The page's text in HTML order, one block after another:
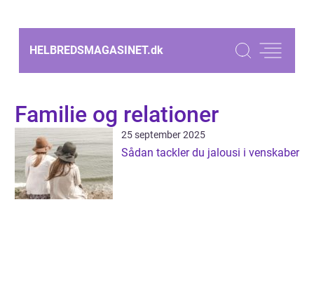
HELBREDSMAGASINET.dk
Familie og relationer
25 september 2025
Sådan tackler du jalousi i venskaber